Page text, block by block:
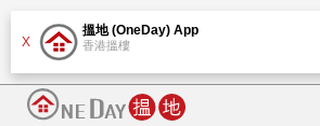
X
搵地 (OneDay) App
香港搵樓